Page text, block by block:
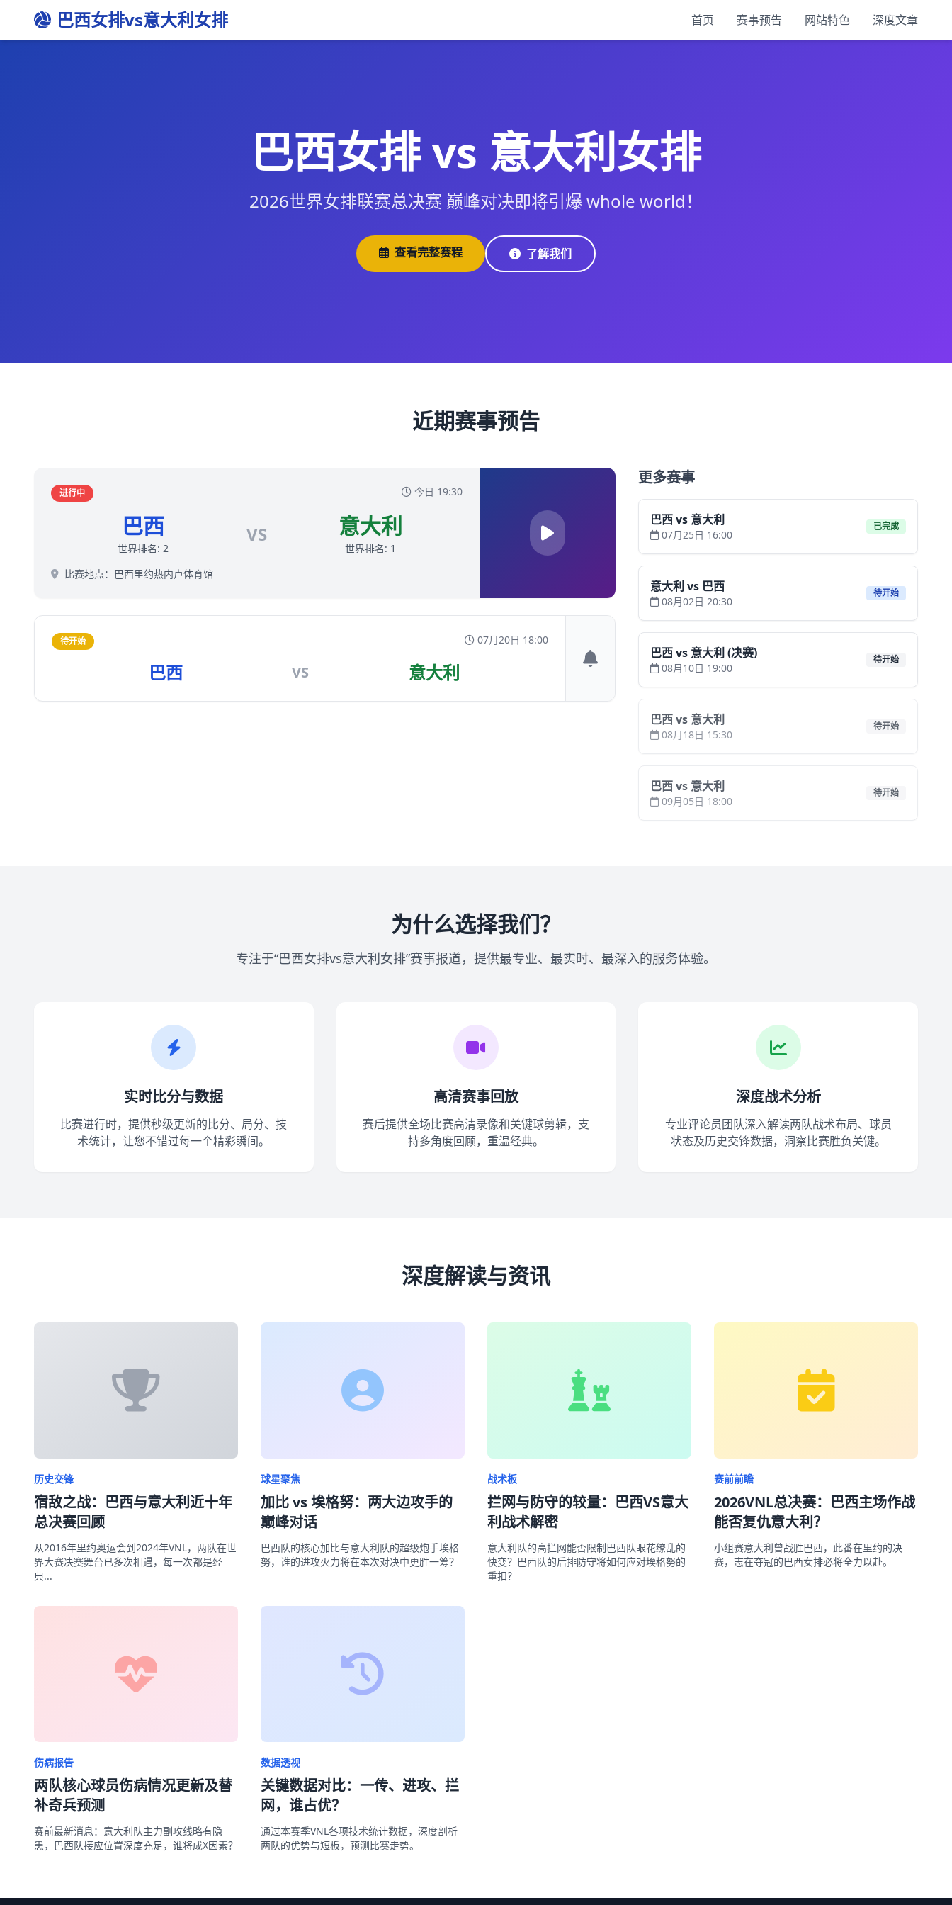
巴西女排vs意大利女排 首页 赛事预告 网站特色 深度文章
巴西女排 vs 意大利女排
2026世界女排联赛总决赛 巅峰对决即将引爆 whole world！
查看完整赛程 了解我们
近期赛事预告
进行中 今日 19:30
巴西
世界排名: 2
VS 意大利
世界排名: 1
比赛地点：巴西里约热内卢体育馆
待开始 07月20日 18:00
巴西 VS 意大利
更多赛事
巴西 vs 意大利
07月25日 16:00
已完成
意大利 vs 巴西
08月02日 20:30
待开始
巴西 vs 意大利 (决赛)
08月10日 19:00
待开始
巴西 vs 意大利
08月18日 15:30
待开始
巴西 vs 意大利
09月05日 18:00
待开始
为什么选择我们？
专注于“巴西女排vs意大利女排”赛事报道，提供最专业、最实时、最深入的服务体验。
实时比分与数据
比赛进行时，提供秒级更新的比分、局分、技
术统计，让您不错过每一个精彩瞬间。
高清赛事回放
赛后提供全场比赛高清录像和关键球剪辑，支
持多角度回顾，重温经典。
深度战术分析
专业评论员团队深入解读两队战术布局、球员
状态及历史交锋数据，洞察比赛胜负关键。
深度解读与资讯
历史交锋
宿敌之战：巴西与意大利近十年
总决赛回顾
从2016年里约奥运会到2024年VNL，两队在世
界大赛决赛舞台已多次相遇，每一次都是经
典...
球星聚焦
加比 vs 埃格努：两大边攻手的
巅峰对话
巴西队的核心加比与意大利队的超级炮手埃格
努，谁的进攻火力将在本次对决中更胜一筹？
战术板
拦网与防守的较量：巴西VS意大
利战术解密
意大利队的高拦网能否限制巴西队眼花缭乱的
快变？巴西队的后排防守将如何应对埃格努的
重扣？
赛前前瞻
2026VNL总决赛：巴西主场作战
能否复仇意大利？
小组赛意大利曾战胜巴西，此番在里约的决
赛，志在夺冠的巴西女排必将全力以赴。
伤病报告
两队核心球员伤病情况更新及替
补奇兵预测
赛前最新消息：意大利队主力副攻线略有隐
患，巴西队接应位置深度充足，谁将成X因素？
数据透视
关键数据对比：一传、进攻、拦
网，谁占优？
通过本赛季VNL各项技术统计数据，深度剖析
两队的优势与短板，预测比赛走势。